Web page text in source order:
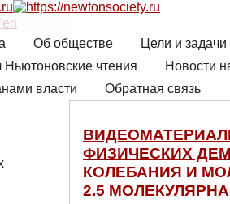
Об обществе
Цели и
Ньютоновские чтения
Новости
власти
Обратная связь
ФИЗИЧЕСКИХ
КОЛЕБАНИЯ И
2.5